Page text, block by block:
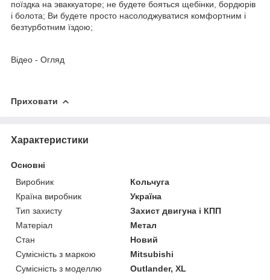
поїздка на эваккуаторе; не будете бояться щебінки, бордюрів
і болота; Ви будете просто насолоджуватися комфортним і
безтурботним їздою;
Відео - Огляд
Приховати
Характеристики
Основні
Виробник
Кольчуга
Країна виробник
Україна
Тип захисту
Захист двигуна і КПП
Матеріал
Метал
Стан
Новий
Сумісність з маркою
Mitsubishi
Сумісність з моделлю
Outlander, XL